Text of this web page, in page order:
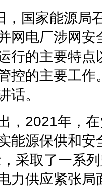
家能源局召
网电厂涉网
行的主要特
控的主要工
话。
2021年，在
能源保供和安
采取了一系
力供应紧张